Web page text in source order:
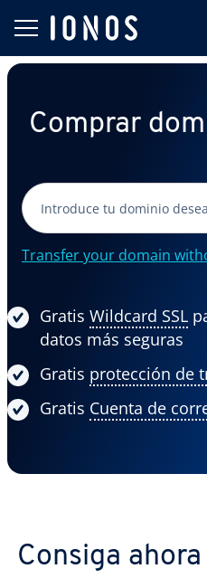
Comprar
Transfer your domain
Gratis Wildcard SSL
datos más seguras
Gratis protección de
Gratis Cuenta de
Consiga